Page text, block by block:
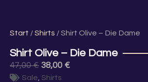
Start /Shirts / Shirt Olive – Die Dame
Shirt Olive – Die Dame
47,00€ Ursprünglicher
Preis
38,00 €Aktueller
Sale Shirts